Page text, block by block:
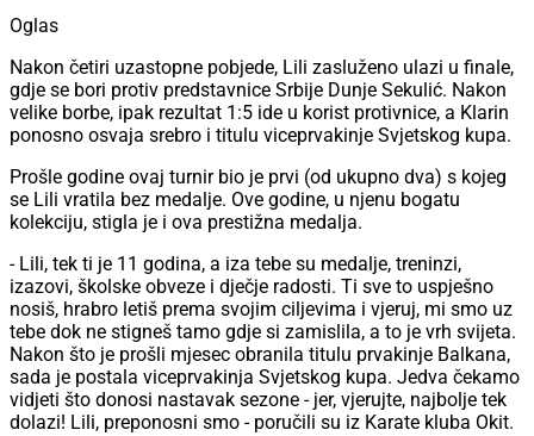
Oglas
Nakon četiri uzastopne pobjede, Lili zasluženo ulazi u finale,
gdje se bori protiv predstavnice Srbije Dunje Sekulić. Nakon
velike borbe, ipak rezultat 1:5 ide u korist protivnice, a Klarin
ponosno osvaja srebro i titulu viceprvakinje Svjetskog kupa.
Prošle godine ovaj turnir bio je prvi (od ukupno dva) s kojeg
se Lili vratila bez medalje. Ove godine, u njenu bogatu
kolekciju, stigla je i ova prestižna medalja.
- Lili, tek ti je 11 godina, a iza tebe su medalje, treninzi,
izazovi, školske obveze i dječje radosti. Ti sve to uspješno
nosiš, hrabro letiš prema svojim ciljevima i vjeruj, mi smo uz
tebe dok ne stigneš tamo gdje si zamislila, a to je vrh svijeta.
Nakon što je prošli mjesec obranila titulu prvakinje Balkana,
sada je postala viceprvakinja Svjetskog kupa. Jedva čekamo
vidjeti što donosi nastavak sezone - jer, vjerujte, najbolje tek
dolazi! Lili, preponosni smo - poručili su iz Karate kluba Okit.